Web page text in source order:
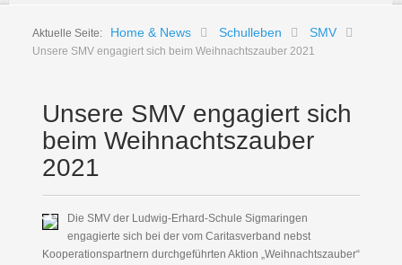
Aktuelle Seite: Home & News Schulleben SMV
Unsere SMV engagiert sich beim Weihnachtszauber 2021
Unsere SMV engagiert sich
beim Weihnachtszauber
2021
Die SMV der Ludwig-Erhard-Schule Sigmaringen
engagierte sich bei der vom Caritasverband nebst
Kooperationspartnern durchgeführten Aktion „Weihnachtszauber“